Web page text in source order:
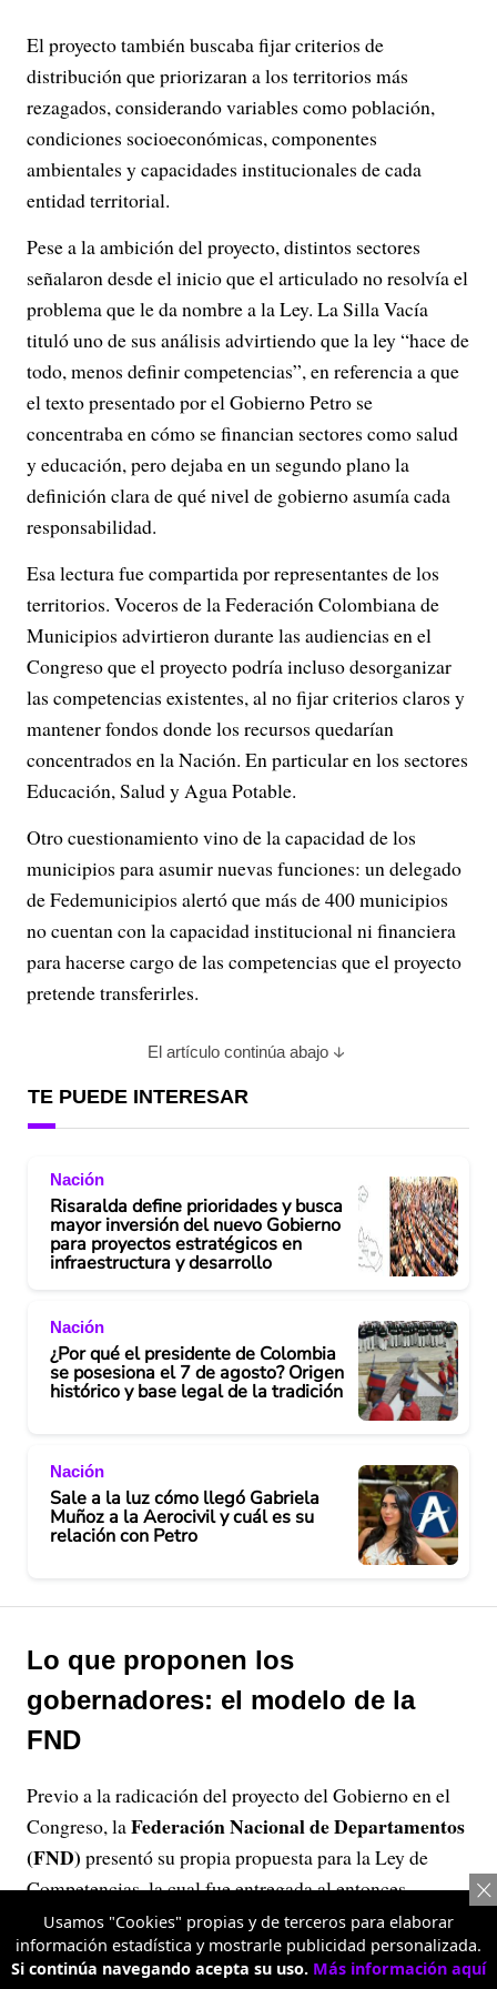
El proyecto también buscaba fijar criterios de
distribución que priorizaran a los territorios más
rezagados, considerando variables como población,
condiciones socioeconómicas, componentes
ambientales y capacidades institucionales de cada
entidad territorial.
Pese a la ambición del proyecto, distintos sectores
señalaron desde el inicio que el articulado no resolvía el
problema que le da nombre a la Ley. La Silla Vacía
tituló uno de sus análisis advirtiendo que la ley “hace de
todo, menos definir competencias”, en referencia a que
el texto presentado por el Gobierno Petro se
concentraba en cómo se financian sectores como salud
y educación, pero dejaba en un segundo plano la
definición clara de qué nivel de gobierno asumía cada
responsabilidad.
Esa lectura fue compartida por representantes de los
territorios. Voceros de la Federación Colombiana de
Municipios advirtieron durante las audiencias en el
Congreso que el proyecto podría incluso desorganizar
las competencias existentes, al no fijar criterios claros y
mantener fondos donde los recursos quedarían
concentrados en la Nación. En particular en los sectores
Educación, Salud y Agua Potable.
Otro cuestionamiento vino de la capacidad de los
municipios para asumir nuevas funciones: un delegado
de Fedemunicipios alertó que más de 400 municipios
no cuentan con la capacidad institucional ni financiera
para hacerse cargo de las competencias que el proyecto
pretende transferirles.
El artículo continúa abajo
TE PUEDE INTERESAR
Nación
Risaralda define prioridades y busca
mayor inversión del nuevo Gobierno
para proyectos estratégicos en
infraestructura y desarrollo
Nación
¿Por qué el presidente de Colombia
se posesiona el 7 de agosto? Origen
histórico y base legal de la tradición
Nación
Sale a la luz cómo llegó Gabriela
Muñoz a la Aerocivil y cuál es su
relación con Petro
Lo que proponen los
gobernadores: el modelo de la
FND
Previo a la radicación del proyecto del Gobierno en el
Congreso, laFederación Nacional de Departamentos
(FND) presentó su propia propuesta para la Ley de
Competencias, la cual fue entregada al entonces
ministro del Interior en el marco de laCumbre de
Gobernadores ‘Turismo y Agroindustria,
Oportunidades para las Regiones’, realizada en
Usamos "Cookies" propias y de terceros para elaborar
información estadística y mostrarle publicidad personalizada.
Si continúa navegando acepta su uso. Más información aquí